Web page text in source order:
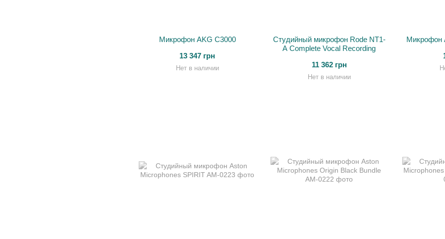
Микрофон AKG C3000
13 347 грн
Нет в наличии
Студийный микрофон Rode NT1-
A Complete Vocal Recording
11 362 грн
Нет в наличии
Микрофон